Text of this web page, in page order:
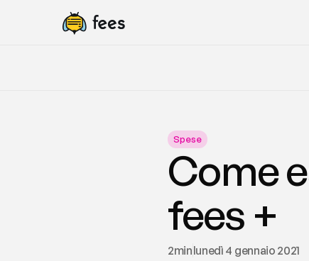
Spese
Come
fees +
2minlunedì 4 gennaio 2021